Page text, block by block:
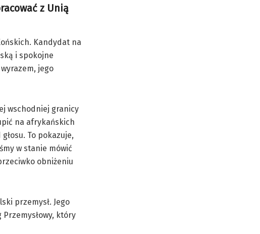
z Unią
Kandydat na
i spokojne
jego
wschodniej granicy
na afrykańskich
To pokazuje,
w stanie mówić
obniżeniu
przemysł. Jego
który